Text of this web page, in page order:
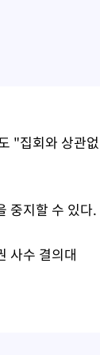
"집회와 상관없
중지할 수 있다.
사수 결의대